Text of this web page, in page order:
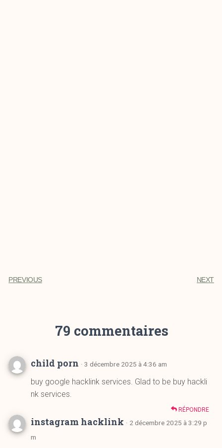
buy google hacklink services. Glad to be buy hackli
buy google hacklink services. Glad to be buy hackli
nk services.